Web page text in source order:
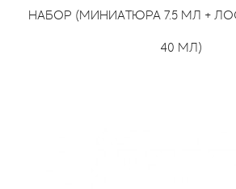
НАБОР (МИНИАТЮРА 7.5 МЛ +
40 МЛ)